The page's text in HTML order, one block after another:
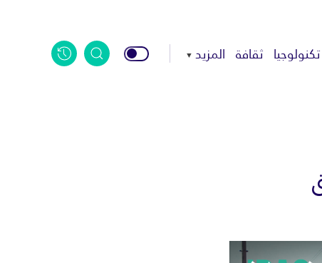
تكنولوجيا ثقافة المزيد